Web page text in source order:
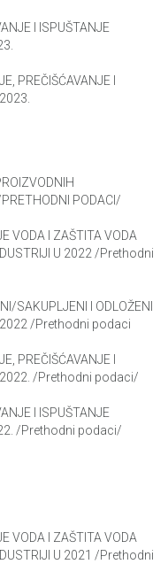
I ISPUŠTANJE
PREČIŠĆAVANJE I
PODACI/
VODA I ZAŠTITA VODA
U 2022 /Prethodni
SAKUPLJENI I ODLOŽENI
2022 /Prethodni podaci
PREČIŠĆAVANJE I
2022. /Prethodni podaci/
I ISPUŠTANJE
/Prethodni podaci/
VODA I ZAŠTITA VODA
U 2021 /Prethodni